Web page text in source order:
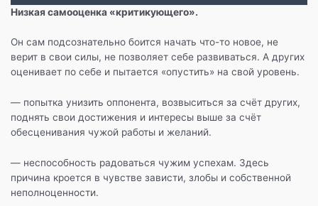
Низкая самооценка «критикующего».
Он сам подсознательно боится начать что-то новое, не
верит в свои силы, не позволяет себе развиваться. А других
оценивает по себе и пытается «опустить» на свой уровень.
— попытка унизить оппонента, возвыситься за счёт других,
поднять свои достижения и интересы выше за счёт
обесценивания чужой работы и желаний.
— неспособность радоваться чужим успехам. Здесь
причина кроется в чувстве зависти, злобы и собственной
неполноценности.